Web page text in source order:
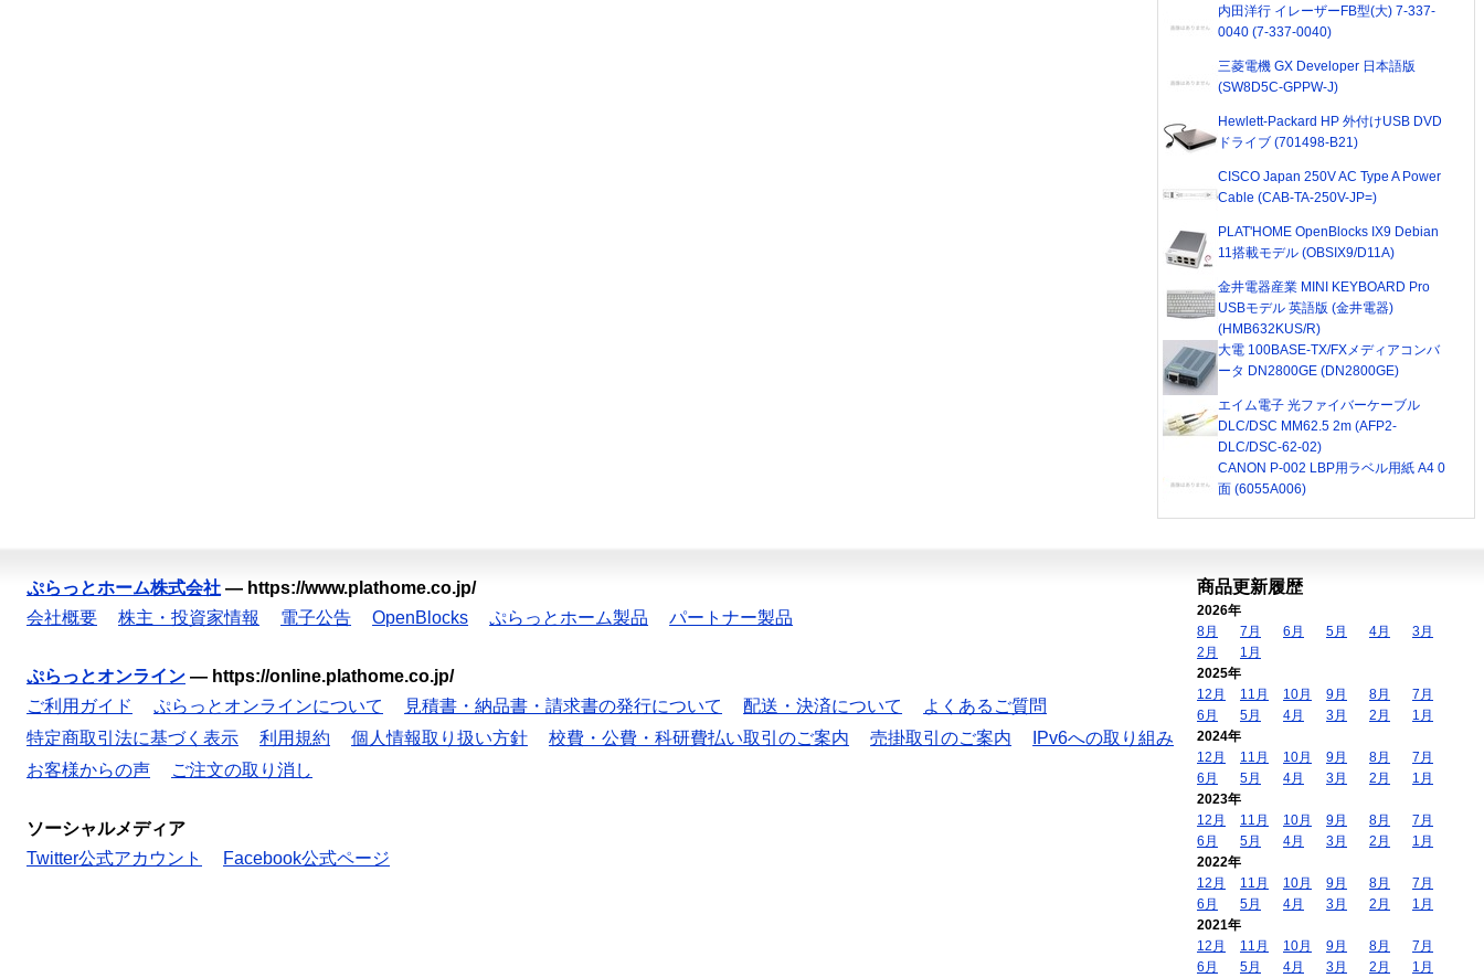
内田洋行 イレーザーFB型(大) 7-337-
0040 (7-337-0040)
三菱電機 GX Developer 日本語版
(SW8D5C-GPPW-J)
Hewlett-Packard HP 外付けUSB DVD
ドライブ (701498-B21)
CISCO Japan 250V AC Type A Power
Cable (CAB-TA-250V-JP=)
PLAT'HOME OpenBlocks IX9 Debian
11搭載モデル (OBSIX9/D11A)
金井電器産業 MINI KEYBOARD Pro
USBモデル 英語版 (金井電器)
(HMB632KUS/R)
大電 100BASE-TX/FXメディアコンバ
ータ DN2800GE (DN2800GE)
エイム電子 光ファイバーケーブル
DLC/DSC MM62.5 2m (AFP2-
DLC/DSC-62-02)
CANON P-002 LBP用ラベル用紙 A4 0
面 (6055A006)
ぷらっとホーム株式会社 — https://www.plathome.co.jp/
会社概要
株主・投資家情報 電子公告 OpenBlocks ぷらっとホーム製品 パートナー製品
ぷらっとオンライン — https://online.plathome.co.jp/
ご利用ガイド
ぷらっとオンラインについて 見積書・納品書・請求書の発行について 配送・決済について
よくあるご質問
特定商取引法に基づく表示
利用規約 個人情報取り扱い方針 校費・公費・科研費払い取引のご案内 売掛取引のご案内
IPv6への取り組み
お客様からの声
ご注文の取り消し
ソーシャルメディア
Twitter公式アカウント
Facebook公式ページ
商品更新履歴
2026年
8月
7月 6月 5月 4月
3月
2月
1月
2025年
12月
11月 10月 9月 8月
7月
6月
5月 4月 3月 2月
1月
2024年
12月
11月 10月 9月 8月
7月
6月
5月 4月 3月 2月
1月
2023年
12月
11月 10月 9月 8月
7月
6月
5月 4月 3月 2月
1月
2022年
12月
11月 10月 9月 8月
7月
6月
5月 4月 3月 2月
1月
2021年
12月
11月 10月 9月 8月
7月
6月
5月 4月 3月 2月
1月